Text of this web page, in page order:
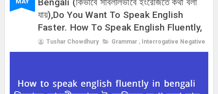
যায়),Do You Want To Speak English
Faster. How To Speak English Fluently,
Tushar Chowdhury Grammar , Interrogative Negative